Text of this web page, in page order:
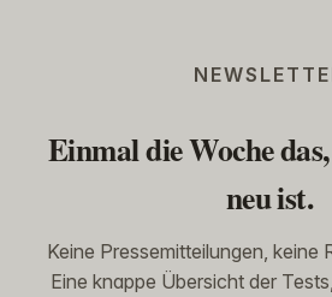
Einmal die Woche
neu ist.
Keine Pressemitteilungen, keine
Eine knappe Übersicht der